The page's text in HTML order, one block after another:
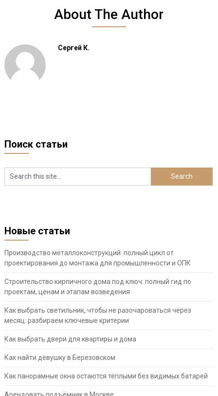
About The Author
Сергей К.
Поиск статьи
Новые статьи
Производство металлоконструкций: полный цикл от
проектирования до монтажа для промышленности и ОПК
Строительство кирпичного дома под ключ: полный гид по
проектам, ценам и этапам возведения
Как выбрать светильник, чтобы не разочароваться через
месяц: разбираем ключевые критерии
Как выбрать двери для квартиры и дома
Как найти девушку в Березовском
Как панорамные окна остаются тёплыми без видимых батарей
Арендовать подъёмник в Москве